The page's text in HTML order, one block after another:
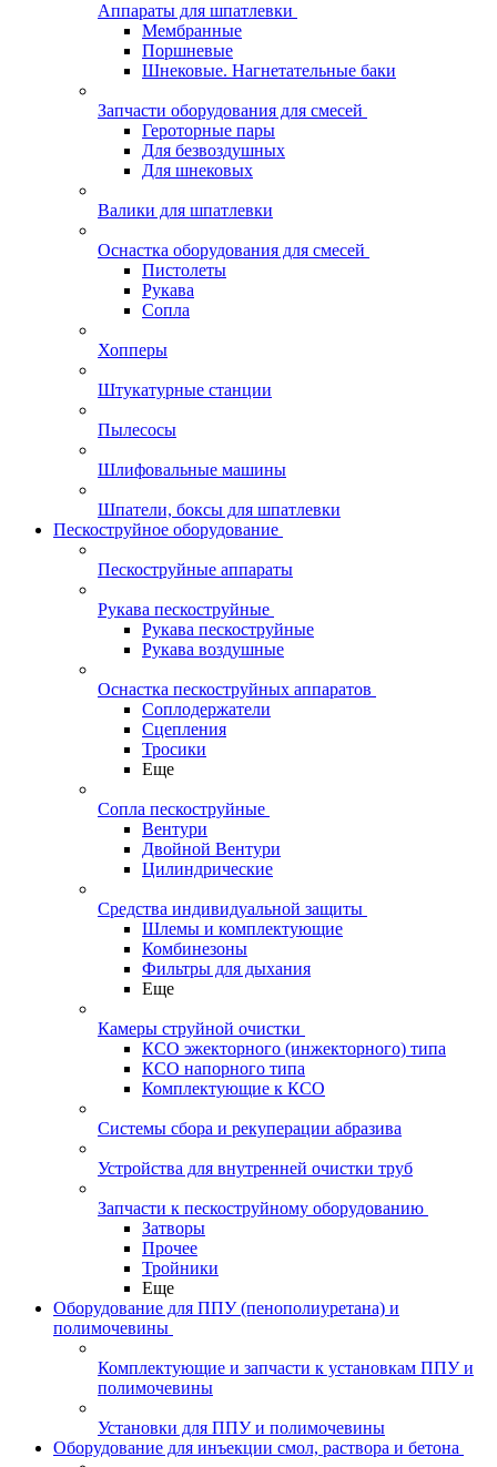
Аппараты для шпатлевки
Мембранные
Поршневые
Шнековые. Нагнетательные баки
Запчасти оборудования для смесей
Героторные пары
Для безвоздушных
Для шнековых
Валики для шпатлевки
Оснастка оборудования для смесей
Пистолеты
Рукава
Сопла
Хопперы
Штукатурные станции
Пылесосы
Шлифовальные машины
Шпатели, боксы для шпатлевки
Пескоструйное оборудование
Пескоструйные аппараты
Рукава пескоструйные
Рукава пескоструйные
Рукава воздушные
Оснастка пескоструйных аппаратов
Соплодержатели
Сцепления
Тросики
Еще
Сопла пескоструйные
Вентури
Двойной Вентури
Цилиндрические
Средства индивидуальной защиты
Шлемы и комплектующие
Комбинезоны
Фильтры для дыхания
Еще
Камеры струйной очистки
КСО эжекторного (инжекторного) типа
КСО напорного типа
Комплектующие к КСО
Системы сбора и рекуперации абразива
Устройства для внутренней очистки труб
Запчасти к пескоструйному оборудованию
Затворы
Прочее
Тройники
Еще
Оборудование для ППУ (пенополиуретана) и
полимочевины
Комплектующие и запчасти к установкам ППУ и
полимочевины
Установки для ППУ и полимочевины
Оборудование для инъекции смол, раствора и бетона